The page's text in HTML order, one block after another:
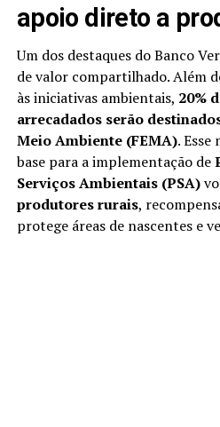
apoio direto a
Um dos destaques do Banco
de valor compartilhado. Além
às iniciativas ambientais, 20%
arrecadados serão
Meio Ambiente (FEMA).
base para a implementação de
Serviços Ambientais (PSA)
produtores rurais,
protege áreas de nascentes e